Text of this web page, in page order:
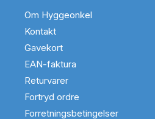
Om Hyggeonkel
Kontakt
Gavekort
EAN-faktura
Returvarer
Fortryd ordre
Forretningsbetingelser